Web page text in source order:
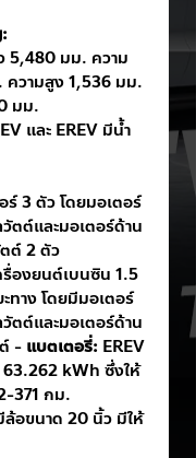
5,480 มม. ความ
วามสูง 1,536 มม.
มม.
และ EREV มีน้ำ
ร์ 3 ตัว โดยมอเตอร์
ตต์และมอเตอร์ด้าน
ต์ 2 ตัว
รื่องยนต์เบนซิน 1.5
ทาง โดยมีมอเตอร์
ตต์และมอเตอร์ด้าน
- แบตเตอรี่: EREV
kWh ซึ่งให้
371 กม.
อขนาด 20 นิ้ว มีให้